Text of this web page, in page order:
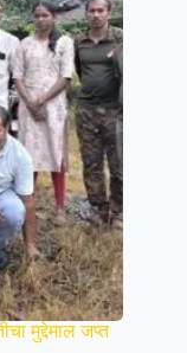
मुद्देमाल जप्त